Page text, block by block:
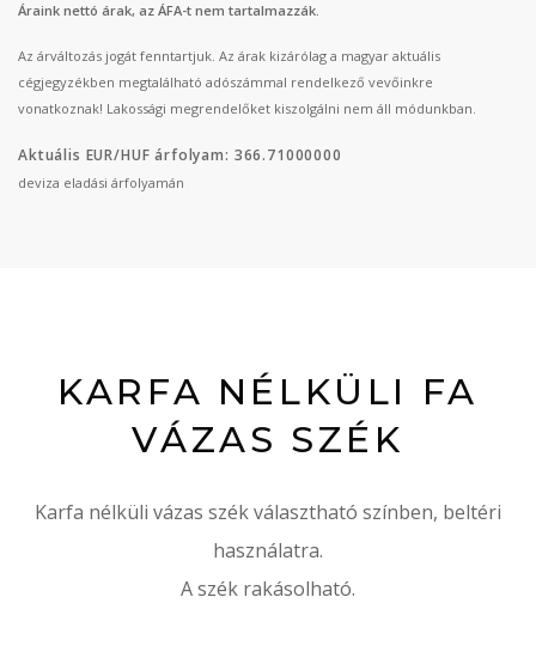
Áraink nettó árak, az ÁFA-t nem tartalmazzák.
Az árváltozás jogát fenntartjuk. Az árak kizárólag a magyar aktuális
cégjegyzékben megtalálható adószámmal rendelkező vevőinkre
vonatkoznak! Lakossági megrendelőket kiszolgálni nem áll módunkban.
Aktuális EUR/HUF árfolyam: 366.71000000
deviza eladási árfolyamán
KARFA NÉLKÜLI FA
VÁZAS SZÉK
Karfa nélküli vázas szék választható színben, beltéri
használatra.
A szék rakásolható.